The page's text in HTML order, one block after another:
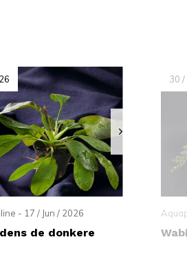
- 17 / Jun / 2026
de donkere
30